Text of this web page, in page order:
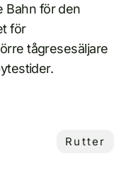
Bahn för den
för
tågresesäljare
Rutter